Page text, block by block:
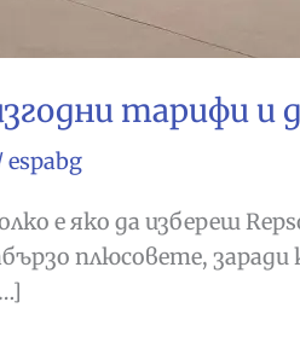
тарифи и
espabg
е яко да избереш
плюсовете,